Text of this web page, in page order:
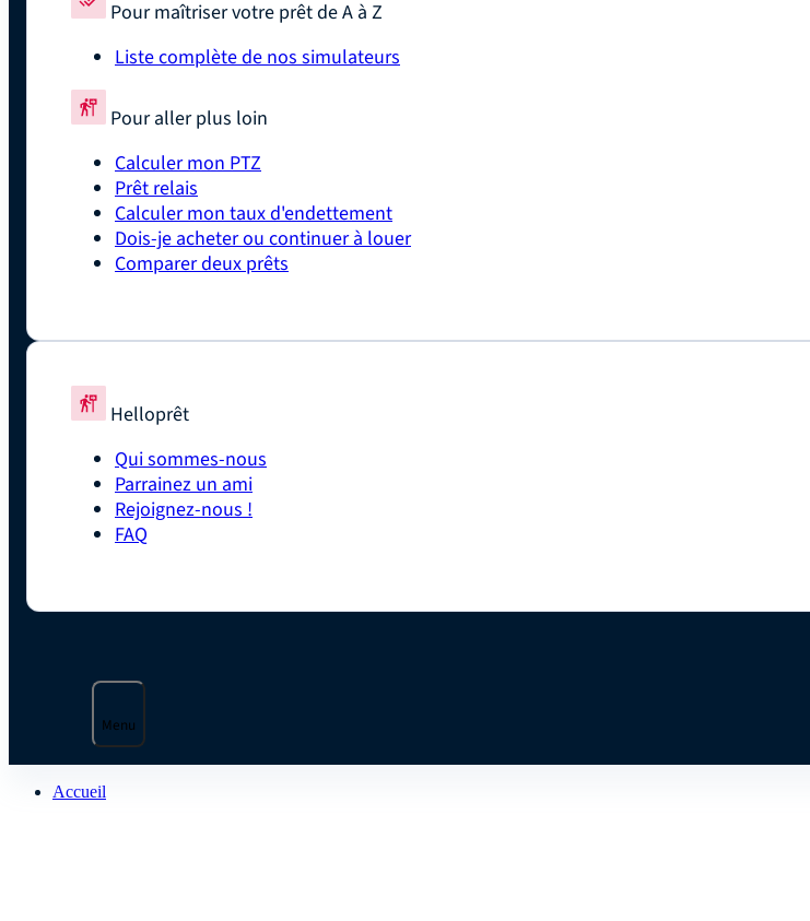
Pour maîtriser votre prêt de A à Z
Liste complète de nos simulateurs
Pour aller plus loin
Calculer mon PTZ
Prêt relais
Calculer mon taux d'endettement
Dois-je acheter ou continuer à louer
Comparer deux prêts
Helloprêt
Qui sommes-nous
Parrainez un ami
Rejoignez-nous !
FAQ
Menu
Accueil